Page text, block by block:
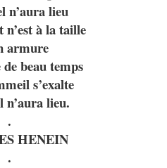
n’aura lieu
n’est à la taille
armure
beau temps
s’exalte
n’aura lieu.
.
HENEIN
.